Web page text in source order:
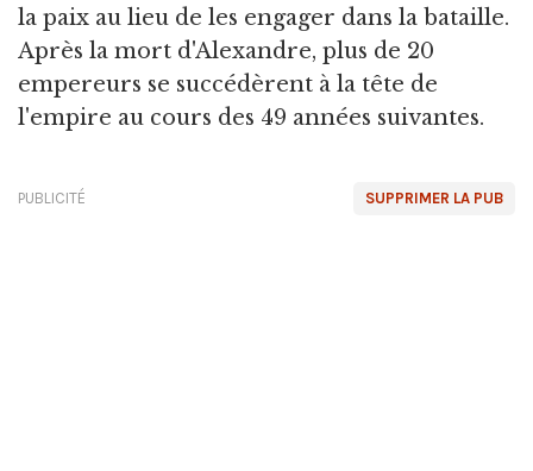
la paix au lieu de les engager dans la bataille.
Après la mort d'Alexandre, plus de 20
empereurs se succédèrent à la tête de
l'empire au cours des 49 années suivantes.
SUPPRIMER LA PUB
PUBLICITÉ